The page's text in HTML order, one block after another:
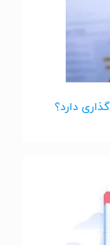
دارد؟